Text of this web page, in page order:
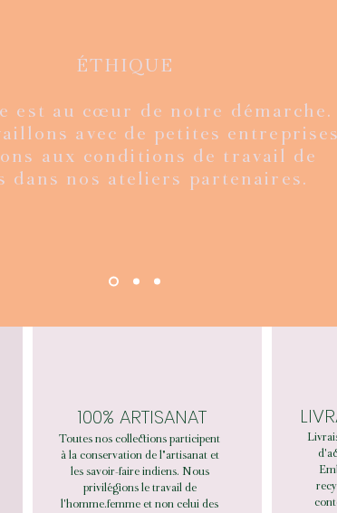
ÉTHIQUE
est au cœur de notre démarche.
avec de petites
aux conditions de travail de
dans nos ateliers partenaires.
100% ARTISANAT
Toutes nos collections participent
à la conservation de l"artisanat et
les savoir-faire indiens. Nous
privilégions le travail de
l'homme.femme et non celui des